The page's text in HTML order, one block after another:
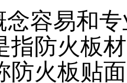
念容易和
指防火板
防火板贴